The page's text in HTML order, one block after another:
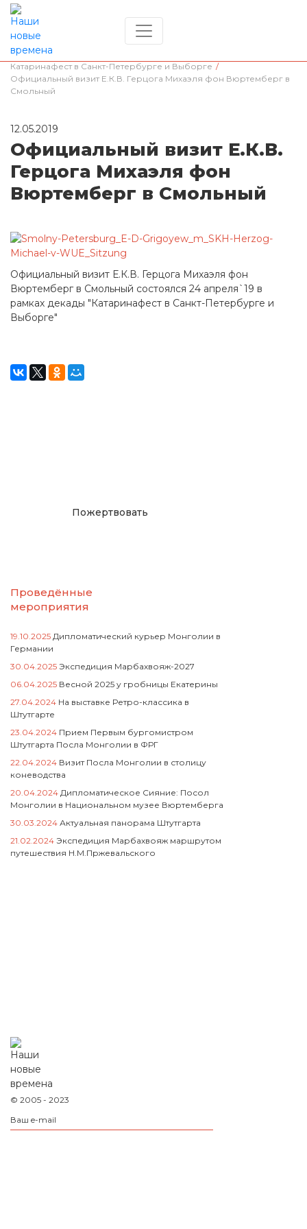
Главная /
Катаринафест в Санкт-Петербурге и Выборге /
Официальный визит Е.К.В. Герцога Михаэля фон Вюртемберг в
Смольный
12.05.2019
Официальный визит Е.К.В.
Герцога Михаэля фон
Вюртемберг в Смольный
Официальный визит Е.К.В. Герцога Михаэля фон
Вюртемберг в Смольный состоялся 24 апреля`19 в
рамках декады "Катаринафест в Санкт-Петербурге и
Выборге"
Пожертвовать
Проведённые
мероприятия
19.10.2025 Дипломатический курьер Монголии в
Германии
30.04.2025 Экспедиция Марбахвояж-2027
06.04.2025 Весной 2025 у гробницы Екатерины
27.04.2024 На выставке Ретро-классика в
Штутгарте
23.04.2024 Прием Первым бургомистром
Штутгарта Посла Монголии в ФРГ
22.04.2024 Визит Посла Монголии в столицу
коневодства
20.04.2024 Дипломатическое Сияние: Посол
Монголии в Национальном музее Вюртемберга
30.03.2024 Актуальная панорама Штутгарта
21.02.2024 Экспедиция Марбахвояж маршрутом
путешествия Н.М.Пржевальского
© 2005 - 2023